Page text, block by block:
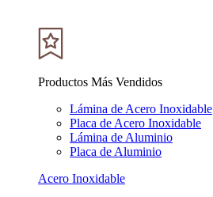
Productos Más Vendidos
Lámina de Acero Inoxidable
Placa de Acero Inoxidable
Lámina de Aluminio
Placa de Aluminio
Acero Inoxidable